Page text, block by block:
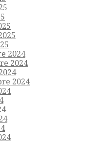
2024
2024
2024